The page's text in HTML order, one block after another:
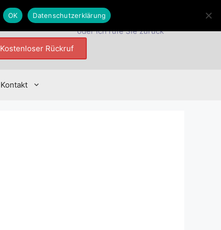
Mobil0177 3495282
oder ich rufe Sie zurück
Kostenloser Rückruf
Kontakt
OK Datenschutzerklärung